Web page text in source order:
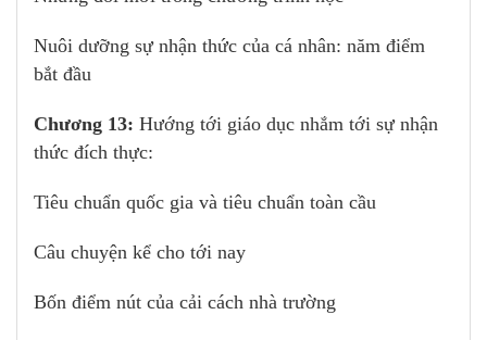
Nuôi dưỡng sự nhận thức của cá nhân: năm điểm
bắt đầu
Chương 13: Hướng tới giáo dục nhắm tới sự nhận
thức đích thực:
Tiêu chuẩn quốc gia và tiêu chuẩn toàn cầu
Câu chuyện kể cho tới nay
Bốn điểm nút của cải cách nhà trường